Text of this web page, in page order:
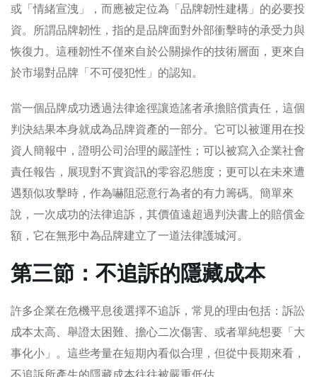
或「情緒宣洩」，而應被定位為「品牌韌性建構」的必要投
資。所謂品牌韌性，指的是品牌面對外部衝擊時的承受力與
恢復力。這種韌性不僅來自於公關操作的技術層面，更來自
於市場對品牌「不可侵犯性」的認知。
當一個品牌成功透過法律途徑讓造謠者承擔賠償責任，這個
判決結果本身就成為品牌資產的一部分。它可以被運用在投
資人簡報中，證明公司治理的嚴謹性；可以被寫入企業社會
責任報告，展現對不實資訊的零容忍態度；更可以在未來遭
遇類似攻擊時，作為嚇阻惡意行為者的有力籌碼。簡單來
說，一次成功的法律追訴，其價值遠超過判決書上的賠償金
額，它在無形中為品牌建立了一道法律護城河。
第三節：不追訴的隱藏成本
許多企業在危機平息後選擇不追訴，常見的理由包括：訴訟
成本太高、舉證太困難、擔心二次傷害、或者單純想要「大
事化小」。這些考量在短期內看似合理，但從中長期來看，